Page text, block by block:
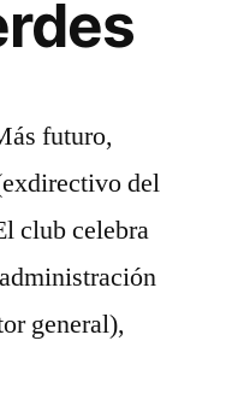
futuro,
del
club celebra
general),